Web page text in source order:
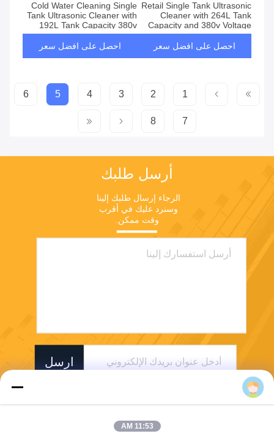
Retail Single Tank Ultrasonic
Cleaner with 264L Tank
Capacity and 380v Voltage
احصل على افضل سعر
Cold Water Cleaning Single
Tank Ultrasonic Cleaner with
192L Tank Capacity 380v
Voltage
احصل على افضل سعر
1
2
3
4
5
6
7
8
أرسل طلبك
وقت ممكن.
ارسل
11:53 AM